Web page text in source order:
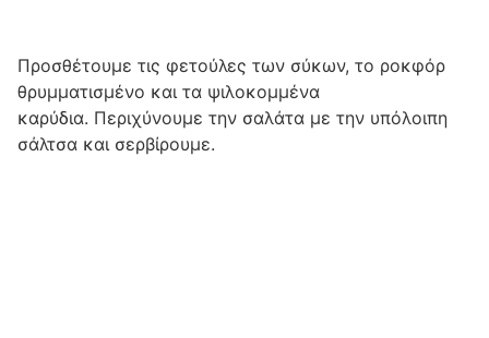
Προσθέτουμε τις φετούλες των σύκων, το ροκφόρ
θρυμματισμένο και τα ψιλοκομμένα
καρύδια. Περιχύνουμε την σαλάτα με την υπόλοιπη
σάλτσα και σερβίρουμε.